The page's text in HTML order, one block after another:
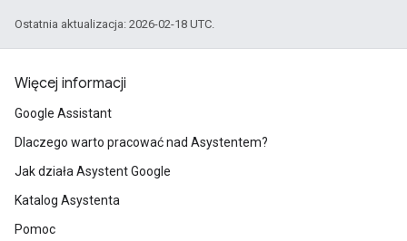
Ostatnia aktualizacja: 2026-02-18 UTC.
Więcej informacji
Google Assistant
Dlaczego warto pracować nad Asystentem?
Jak działa Asystent Google
Katalog Asystenta
Pomoc